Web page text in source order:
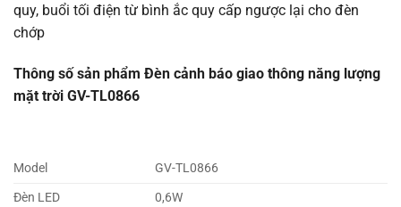
quy, buổi tối điện từ bình ắc quy cấp ngược lại cho đèn
chớp
Thông số sản phẩm Đèn cảnh báo giao thông năng lượng
mặt trời GV-TL0866
Model
GV-TL0866
Đèn LED
0,6W